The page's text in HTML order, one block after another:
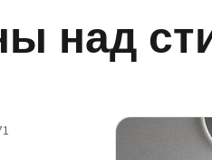
над